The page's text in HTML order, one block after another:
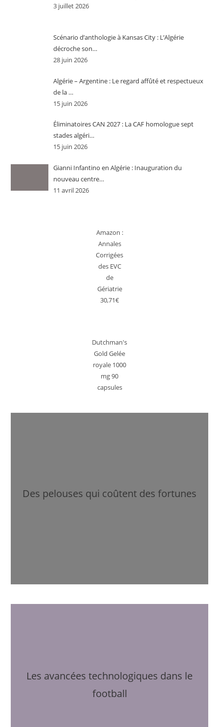
3 juillet 2026
Scénario d’anthologie à Kansas City : L’Algérie
décroche son…
28 juin 2026
Algérie – Argentine : Le regard affûté et respectueux
de la …
15 juin 2026
Éliminatoires CAN 2027 : La CAF homologue sept
stades algéri…
15 juin 2026
Gianni Infantino en Algérie : Inauguration du
nouveau centre…
11 avril 2026
Amazon :
Annales
Corrigées
des EVC
de
Gériatrie
30,71€
Dutchman's
Gold Gelée
royale 1000
mg 90
capsules
Des pelouses qui coûtent des fortunes
Les avancées technologiques dans le
football